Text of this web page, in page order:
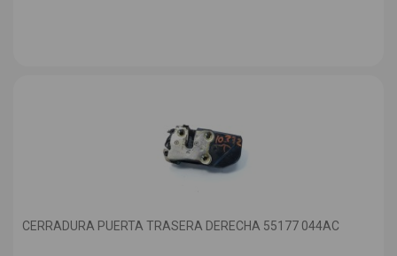
CERRADURA PUERTA TRASERA DERECHA 55177 044AC